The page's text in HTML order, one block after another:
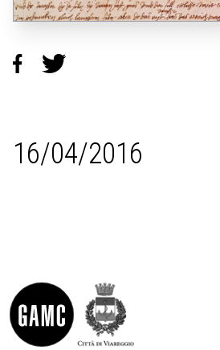
16/04/2016